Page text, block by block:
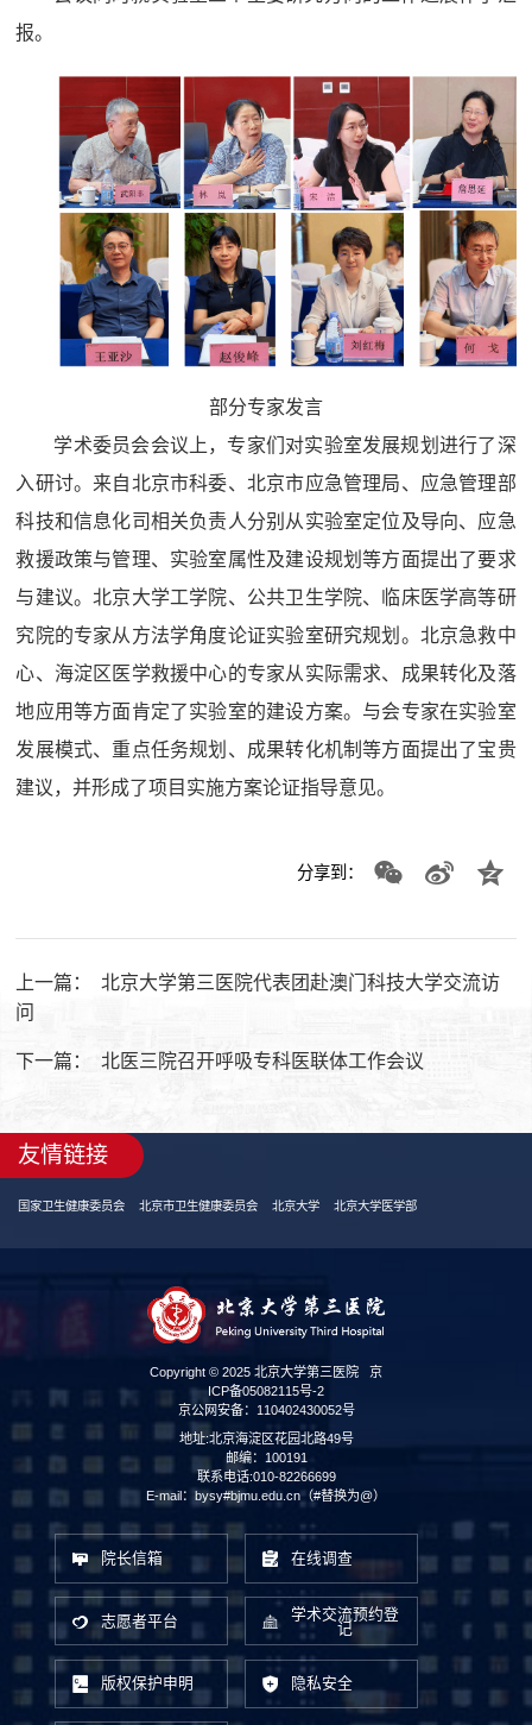
报。
部分专家发言
学术委员会会议上，专家们对实验室发展规划进行了深
入研讨。来自北京市科委、北京市应急管理局、应急管理部
科技和信息化司相关负责人分别从实验室定位及导向、应急
救援政策与管理、实验室属性及建设规划等方面提出了要求
与建议。北京大学工学院、公共卫生学院、临床医学高等研
究院的专家从方法学角度论证实验室研究规划。北京急救中
心、海淀区医学救援中心的专家从实际需求、成果转化及落
地应用等方面肯定了实验室的建设方案。与会专家在实验室
发展模式、重点任务规划、成果转化机制等方面提出了宝贵
建议，并形成了项目实施方案论证指导意见。
分享到：
上一篇：
北京大学第三医院代表团赴澳门科技大学交流访
问
下一篇： 北医三院召开呼吸专科医联体工作会议
友情链接
国家卫生健康委员会 北京市卫生健康委员会 北京大学 北京大学医学部
Copyright © 2025 北京大学第三医院 京
ICP备05082115号-2
京公网安备：110402430052号
地址:北京海淀区花园北路49号
邮编：100191
联系电话:010-82266699
E-mail：bysy#bjmu.edu.cn（#替换为@）
院长信箱 在线调查
志愿者平台
学术交流预约登
记
版权保护申明 隐私安全